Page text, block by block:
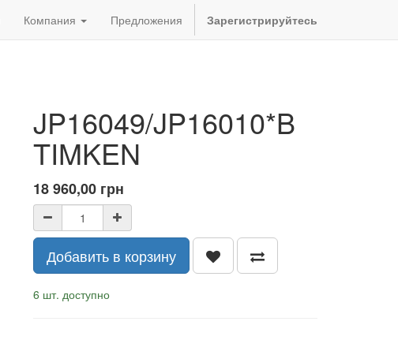
Компания Предложения Зарегистрируйтесь
JP16049/JP16010*B
TIMKEN
18 960,00 грн
Добавить в корзину
6 шт. доступно